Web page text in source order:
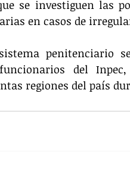
se investiguen las
en casos de
penitenciario
del
regiones del país